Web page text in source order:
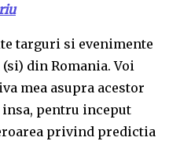
targuri si evenimente
din Romania. Voi
mea asupra acestor
pentru inceput
privind predictia